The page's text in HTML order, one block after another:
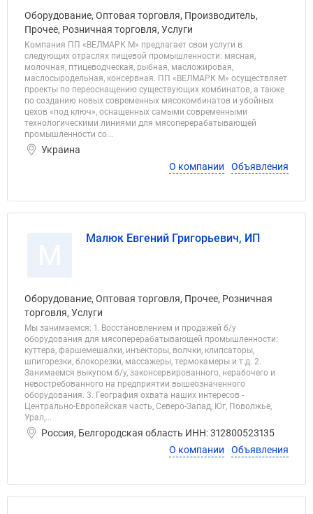
Оборудование, Оптовая торговля, Производитель,
Прочее, Розничная торговля, Услуги
Компания ПП «ВЕЛМАРК М» предлагает свои услуги в
следующих отраслях пищевой промышленности: мясная,
молочная, птицеводческая, рыбная, масложировая,
маслосыродельная, консервная. ПП «ВЕЛМАРК М» осуществляет
проекты по переоснащению существующих комбинатов, а также
по созданию новых современных мясокомбинатов и убойных
цехов «под ключ», оснащенных самыми современными
технологическими линиями для мясоперерабатывающей
промышленности со...
Украина
О компании
Объявления
Малюк Евгений Григорьевич, ИП
Оборудование, Оптовая торговля, Прочее, Розничная
торговля, Услуги
Мы занимаемся: 1. Восстановлением и продажей б/у
оборудования для мясоперерабатывающей промышленности:
куттера, фаршемешалки, инъекторы, волчки, клипсаторы,
шпигорезки, блокорезки, массажеры, термокамеры и т.д. 2.
Занимаемся выкупом б/у, законсервированного, нерабочего и
невостребованного на предприятии вышеозначенного
оборудования. 3. География охвата наших интересов -
Центрально-Европейская часть, Северо-Запад, Юг, Поволжье,
Урал,...
Россия, Белгородская область ИНН: 312800523135
О компании
Объявления